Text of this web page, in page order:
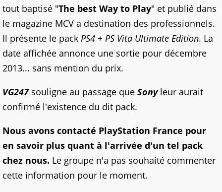
tout baptisé "The best Way to Play" et publié dans
le magazine MCV a destination des professionnels.
Il présente le pack PS4 + PS Vita Ultimate Edition. La
date affichée annonce une sortie pour décembre
2013... sans mention du prix.
VG247souligne au passage que Sonyleur aurait
confirmé l'existence du dit pack.
Nous avons contacté PlayStation France pour
en savoir plus quant à l'arrivée d'un tel pack
chez nous. Le groupe n'a pas souhaité commenter
cette information pour le moment.